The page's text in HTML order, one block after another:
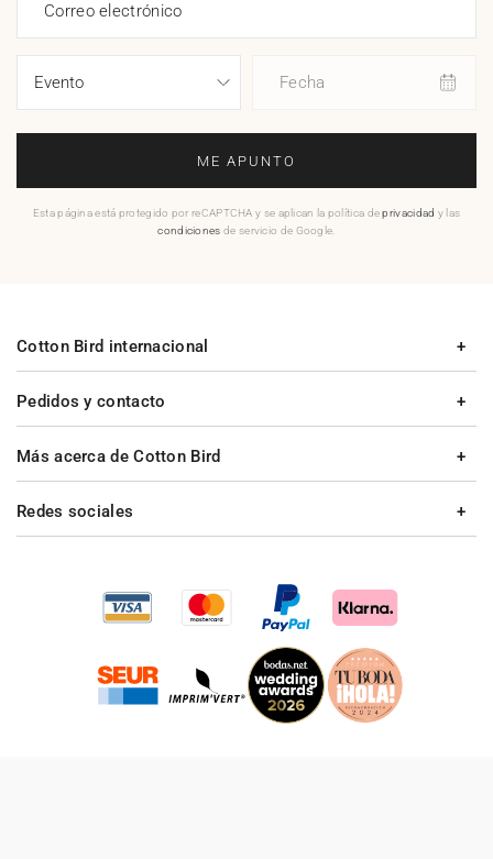
Correo electrónico
Fecha
ME APUNTO
Esta página está protegido por reCAPTCHA y se aplican la política deprivacidad y las
condiciones de servicio de Google.
Pedidos y contacto
Más acerca de Cotton Bird
Cotton Bird internacional
Redes sociales